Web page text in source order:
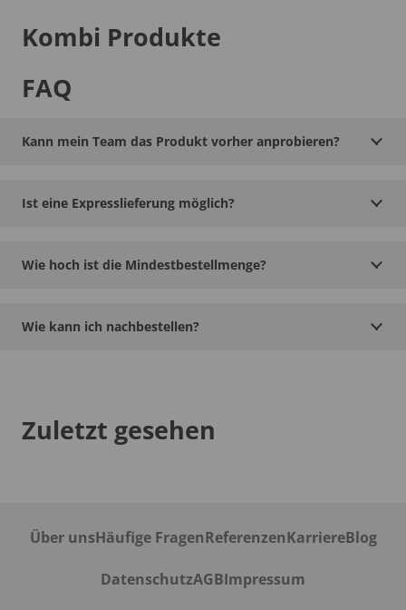
Kombi Produkte
FAQ
Kann mein Team das Produkt vorher anprobieren?
Ist eine Expresslieferung möglich?
Wie hoch ist die Mindestbestellmenge?
Wie kann ich nachbestellen?
Zuletzt gesehen
Über unsHäufige FragenReferenzenKarriereBlog
DatenschutzAGBImpressum